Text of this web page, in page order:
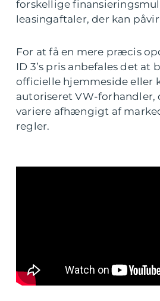
forskellige
leasingaftaler, der kan
For at få en mere præcis
ID 3’s pris anbefales det at
officielle hjemmeside eller
autoriseret VW-forhandler,
variere afhængigt af
regler.